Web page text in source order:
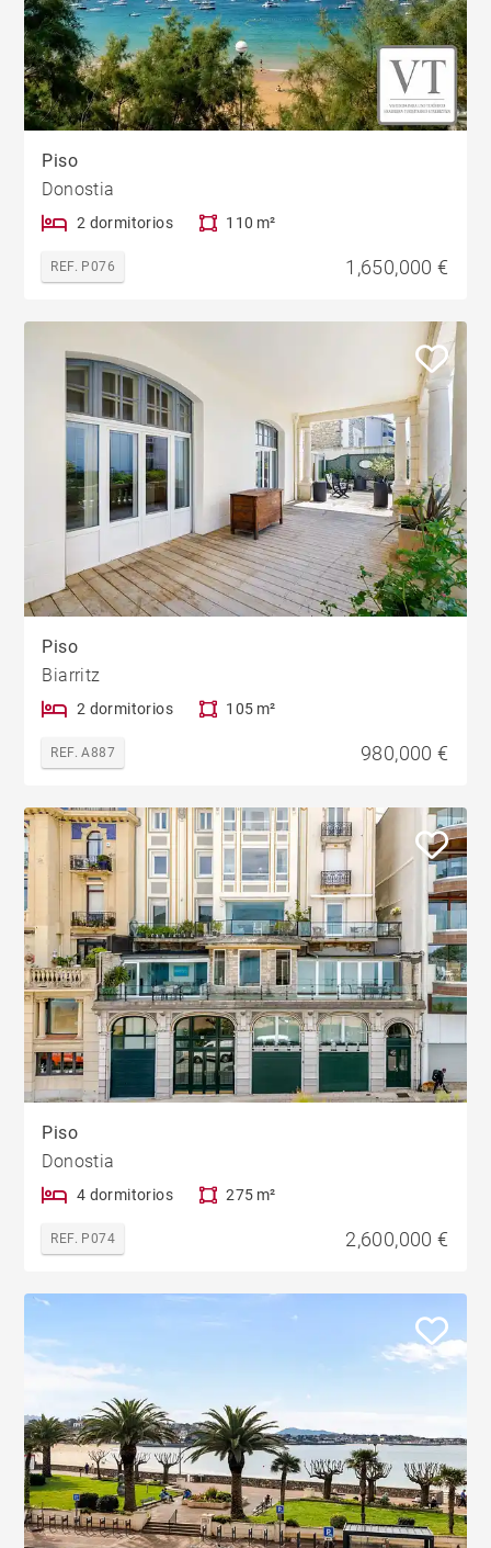
Piso
Donostia
2 dormitorios 110 m²
REF. P076 1,650,000 €
Piso
Biarritz
2 dormitorios 105 m²
REF. A887 980,000 €
Piso
Donostia
4 dormitorios 275 m²
REF. P074 2,600,000 €